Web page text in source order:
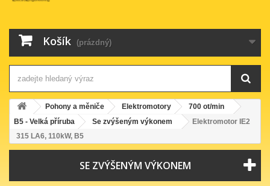
Košík (prázdný)
Pohony a měniče Elektromotory
700 ot/min
B5 - Velká příruba
Se zvýšeným výkonem
Elektromotor IE2
315 LA6, 110kW, B5
SE ZVÝŠENÝM VÝKONEM